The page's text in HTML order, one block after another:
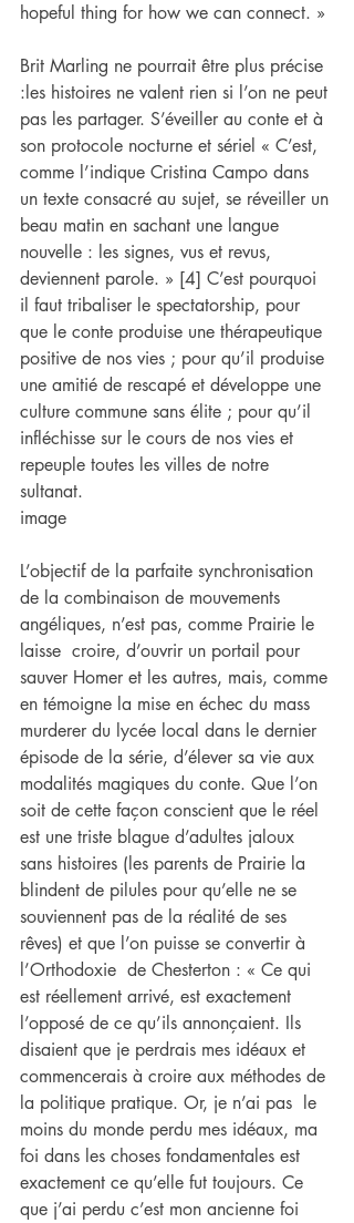
hopeful thing for how we can connect. »
Brit Marling ne pourrait être plus précise
:les histoires ne valent rien si l’on ne peut
pas les partager. S’éveiller au conte et à
son protocole nocturne et sériel « C’est,
comme l’indique Cristina Campo dans
un texte consacré au sujet, se réveiller un
beau matin en sachant une langue
nouvelle : les signes, vus et revus,
deviennent parole. » [4] C’est pourquoi
il faut tribaliser le spectatorship, pour
que le conte produise une thérapeutique
positive de nos vies ; pour qu’il produise
une amitié de rescapé et développe une
culture commune sans élite ; pour qu’il
infléchisse sur le cours de nos vies et
repeuple toutes les villes de notre
sultanat.
image
L’objectif de la parfaite synchronisation
de la combinaison de mouvements
angéliques, n’est pas, comme Prairie le
laisse  croire, d’ouvrir un portail pour
sauver Homer et les autres, mais, comme
en témoigne la mise en échec du mass
murderer du lycée local dans le dernier
épisode de la série, d’élever sa vie aux
modalités magiques du conte. Que l’on
soit de cette façon conscient que le réel
est une triste blague d’adultes jaloux
sans histoires (les parents de Prairie la
blindent de pilules pour qu’elle ne se
souviennent pas de la réalité de ses
rêves) et que l’on puisse se convertir à
l’Orthodoxie  de Chesterton : « Ce qui
est réellement arrivé, est exactement
l’opposé de ce qu’ils annonçaient. Ils
disaient que je perdrais mes idéaux et
commencerais à croire aux méthodes de
la politique pratique. Or, je n’ai pas  le
moins du monde perdu mes idéaux, ma
foi dans les choses fondamentales est
exactement ce qu’elle fut toujours. Ce
que j’ai perdu c’est mon ancienne foi